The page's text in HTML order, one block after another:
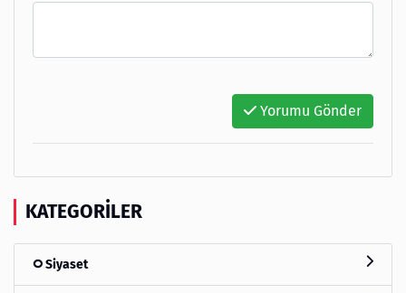
Yorumu Gönder
KATEGORILER
Siyaset